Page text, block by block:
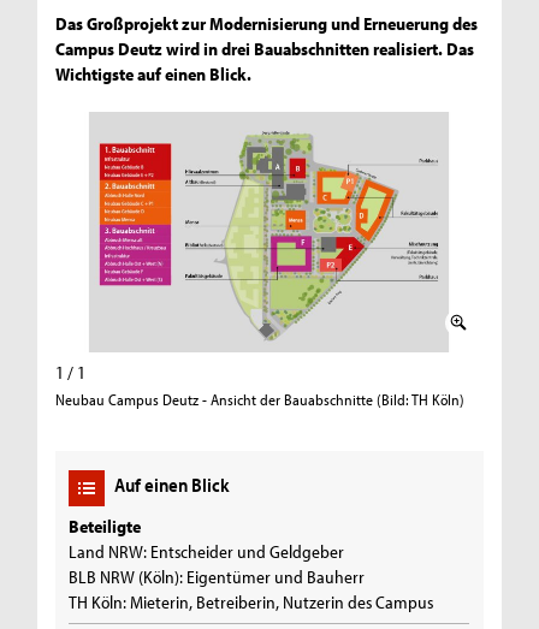
Das Großprojekt zur Modernisierung und Erneuerung des
Campus Deutz wird in drei Bauabschnitten realisiert. Das
Wichtigste auf einen Blick.
1 / 1
Neubau Campus Deutz - Ansicht der Bauabschnitte (Bild: TH Köln)
Auf einen Blick
Beteiligte
Land NRW: Entscheider und Geldgeber
BLB NRW (Köln): Eigentümer und Bauherr
TH Köln: Mieterin, Betreiberin, Nutzerin des Campus